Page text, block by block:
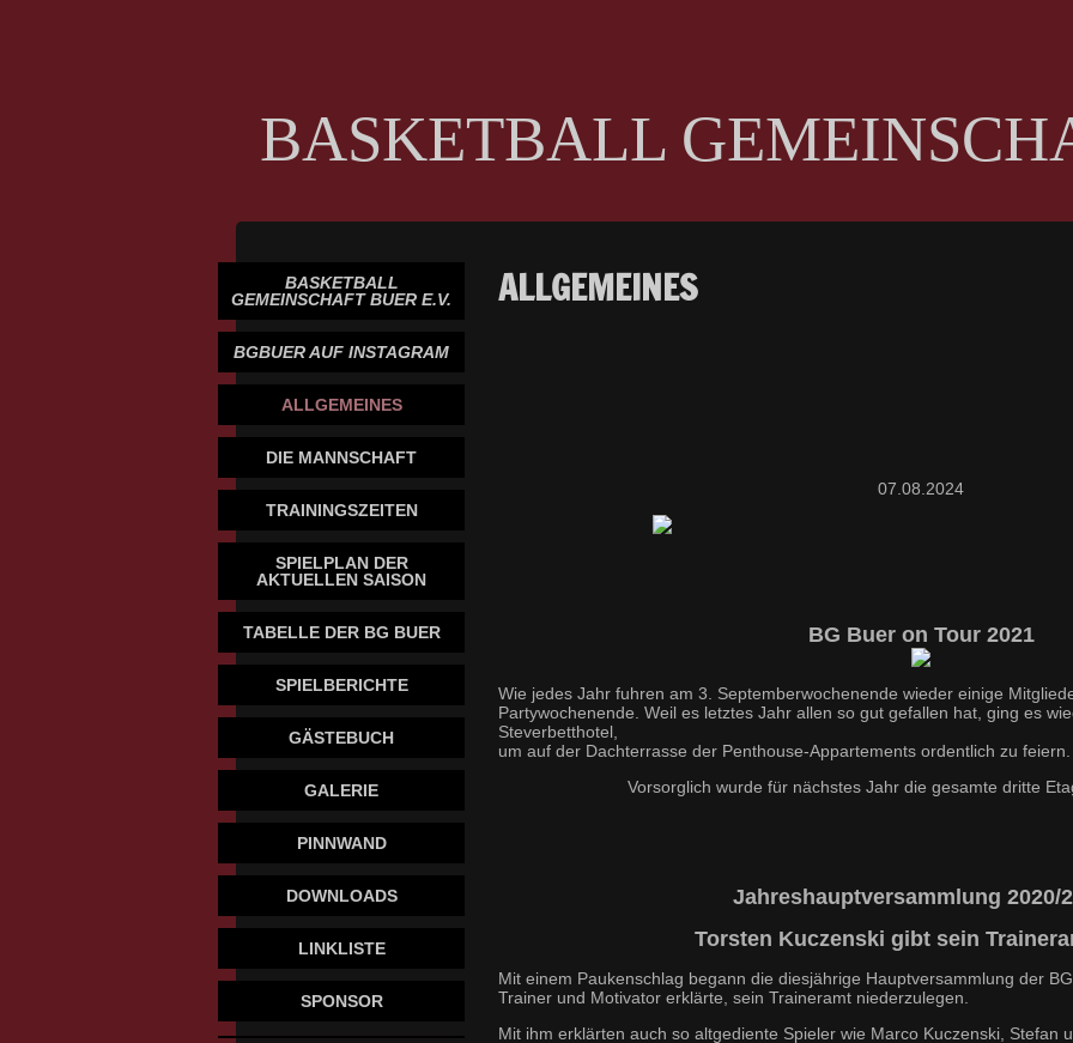
BASKETBALL
BASKETBALL
GEMEINSCHAFT BUER E.V.
BGBUER AUF INSTAGRAM
ALLGEMEINES
DIE MANNSCHAFT
TRAININGSZEITEN
SPIELPLAN DER
AKTUELLEN SAISON
TABELLE DER BG BUER
SPIELBERICHTE
GÄSTEBUCH
GALERIE
PINNWAND
DOWNLOADS
LINKLISTE
SPONSOR
ALLGEMEINES
07.08.2024
BG Buer on Tour 2021
Wie jedes Jahr fuhren am 3. Septemberwochenende wieder einige
Partywochenende. Weil es letztes Jahr allen so gut gefallen hat, ging es
Steverbetthotel,
um auf der Dachterrasse der Penthouse-Appartements ordentlich zu feiern.
Vorsorglich wurde für nächstes Jahr die gesamte dritte
Jahreshauptversammlung 2020/
Torsten Kuczenski gibt sein
Mit einem Paukenschlag begann die diesjährige Hauptversammlung der
Trainer und Motivator erklärte, sein Traineramt niederzulegen.
Mit ihm erklärten auch so altgediente Spieler wie Marco Kuczenski, Stefan